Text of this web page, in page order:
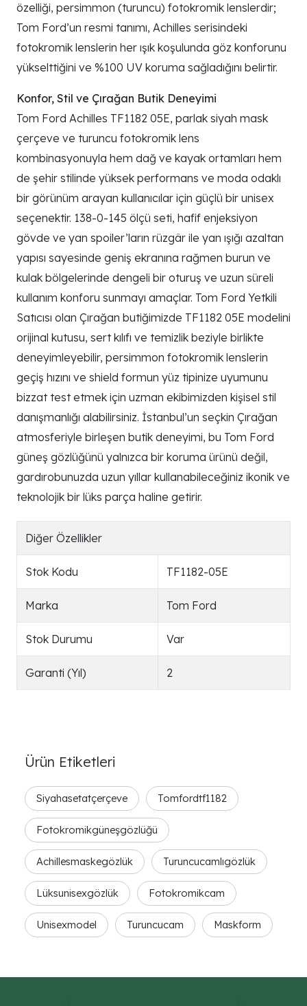
özelliği, persimmon (turuncu) fotokromik lenslerdir;
Tom Ford’un resmi tanımı, Achilles serisindeki
fotokromik lenslerin her ışık koşulunda göz konforunu
yükselttiğini ve %100 UV koruma sağladığını belirtir.
Konfor, Stil ve Çırağan Butik Deneyimi
Tom Ford Achilles TF1182 05E, parlak siyah mask
çerçeve ve turuncu fotokromik lens
kombinasyonuyla hem dağ ve kayak ortamları hem
de şehir stilinde yüksek performans ve moda odaklı
bir görünüm arayan kullanıcılar için güçlü bir unisex
seçenektir. 138-0-145 ölçü seti, hafif enjeksiyon
gövde ve yan spoiler’ların rüzgâr ile yan ışığı azaltan
yapısı sayesinde geniş ekranına rağmen burun ve
kulak bölgelerinde dengeli bir oturuş ve uzun süreli
kullanım konforu sunmayı amaçlar. Tom Ford Yetkili
Satıcısı olan Çırağan butiğimizde TF1182 05E modelini
orijinal kutusu, sert kılıfı ve temizlik beziyle birlikte
deneyimleyebilir, persimmon fotokromik lenslerin
geçiş hızını ve shield formun yüz tipinize uyumunu
bizzat test etmek için uzman ekibimizden kişisel stil
danışmanlığı alabilirsiniz. İstanbul’un seçkin Çırağan
atmosferiyle birleşen butik deneyimi, bu Tom Ford
güneş gözlüğünü yalnızca bir koruma ürünü değil,
gardırobunuzda uzun yıllar kullanabileceğiniz ikonik ve
teknolojik bir lüks parça haline getirir.
Diğer Özellikler
Stok Kodu TF1182-05E
Marka Tom Ford
Stok Durumu Var
Garanti (Yıl) 2
Ürün Etiketleri
Siyahasetatçerçeve Tomfordtf1182
Fotokromikgüneşgözlüğü
Achillesmaskegözlük Turuncucamlıgözlük
Lüksunisexgözlük Fotokromikcam
Unisexmodel Turuncucam Maskform